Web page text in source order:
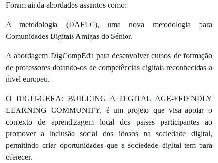
Foram ainda abordados assuntos como:
A metodologia (DAFLC), uma nova metodologia para
Comunidades Digitais Amigas do Sénior.
A abordagem DigCompEdu para desenvolver cursos de formação
de professores dotando-os de competências digitais reconhecidas a
nível europeu.
O DIGIT-GERA: BUILDING A DIGITAL AGE-FRIENDLY
LEARNING COMMUNITY, é um projeto que visa apoiar o
contexto de aprendizagem local dos países participantes ao
promover a inclusão social dos idosos na sociedade digital,
permitindo criar oportunidades que a sociedade digital tem para
oferecer.